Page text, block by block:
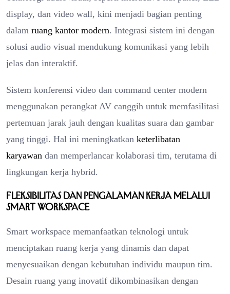
display, dan video wall, kini menjadi bagian penting
dalam ruang kantor modern. Integrasi sistem ini dengan
solusi audio visual mendukung komunikasi yang lebih
jelas dan interaktif.
Sistem konferensi video dan command center modern
menggunakan perangkat AV canggih untuk memfasilitasi
pertemuan jarak jauh dengan kualitas suara dan gambar
yang tinggi. Hal ini meningkatkan keterlibatan
karyawan dan memperlancar kolaborasi tim, terutama di
lingkungan kerja hybrid.
Fleksibilitas dan Pengalaman Kerja Melalui
Smart Workspace
Smart workspace memanfaatkan teknologi untuk
menciptakan ruang kerja yang dinamis dan dapat
menyesuaikan dengan kebutuhan individu maupun tim.
Desain ruang yang inovatif dikombinasikan dengan